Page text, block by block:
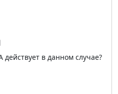
в данном случае?